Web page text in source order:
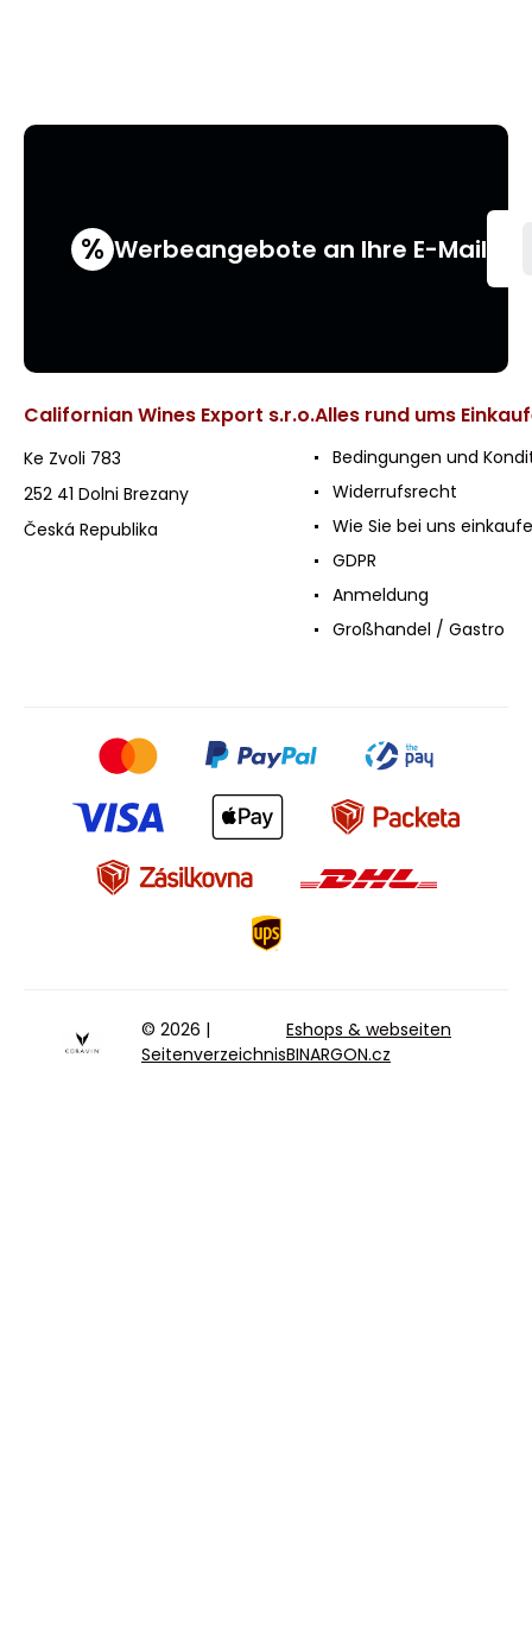
% Werbeangebote an Ihre E-Mail
Californian Wines Export s.r.o.
Ke Zvoli 783
252 41 Dolni Brezany
Česká Republika
Alles rund ums
Bedingungen und
Widerrufsrecht
Wie Sie bei uns
GDPR
Anmeldung
Großhandel / Gastro
© 2026 |
Seitenverzeichnis
Eshops & webseiten
BINARGON.cz